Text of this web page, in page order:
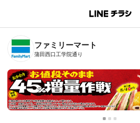
B
n
T
ファミリーマート
蒲田西口工学院通り